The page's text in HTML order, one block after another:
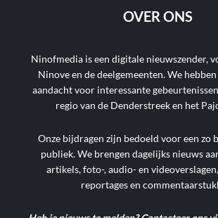
OVER ONS
Ninofmedia is een digitale nieuwszender,
Ninove en de deelgemeenten. We
aandacht voor interessante
regio van de Denderstreek en het
Onze bijdragen zijn bedoeld voor een zo
publiek. We brengen dagelijks nieuws
artikels, foto-, audio- en
reportages en